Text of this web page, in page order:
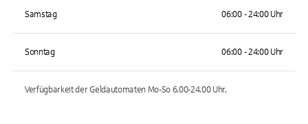
Samstag 06:00 - 24:00 Uhr
Sonntag 06:00 - 24:00 Uhr
Verfügbarkeit der Geldautomaten Mo-So 6.00-24.00Uhr.